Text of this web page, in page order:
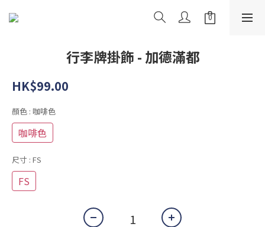
行李牌掛飾 - 加德滿都
HK$99.00
顏色 : 咖啡色
咖啡色
尺寸 : FS
FS